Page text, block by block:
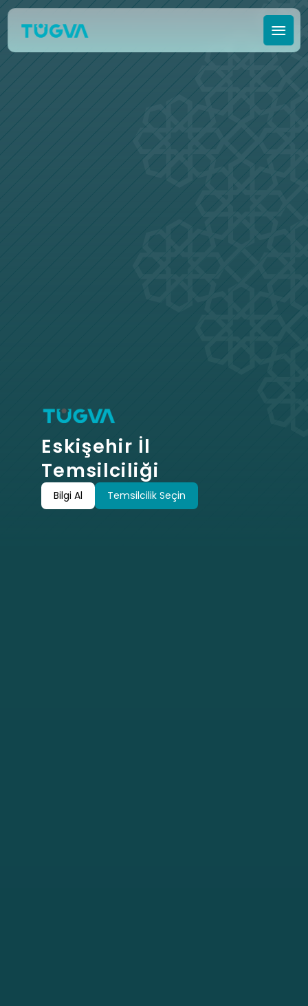
Eskişehir İl
Temsilciliği
Bilgi Al
Temsilcilik Seçin